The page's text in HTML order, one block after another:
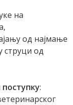
на
од најмање
струци од
: